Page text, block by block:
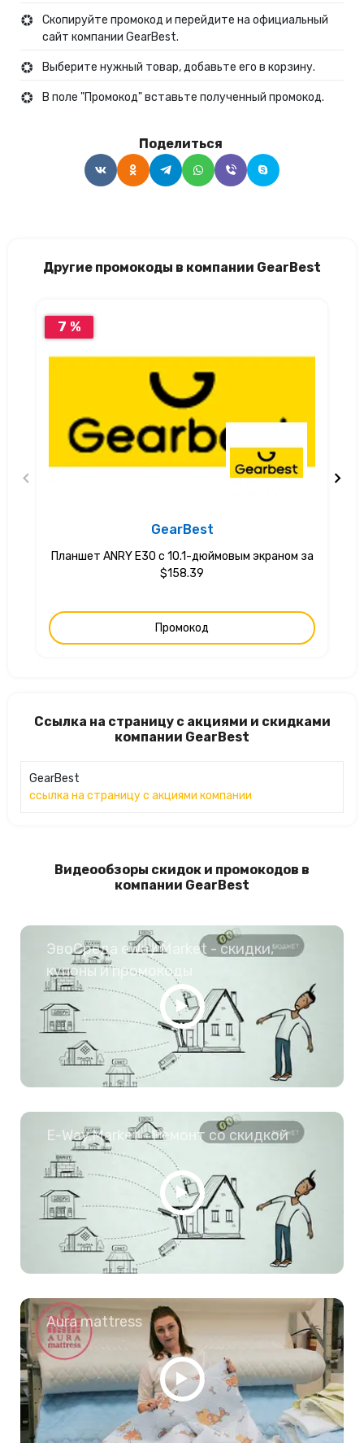
Скопируйте промокод и перейдите на официальный
сайт компании GearBest.
Выберите нужный товар, добавьте его в корзину.
В поле "Промокод" вставьте полученный промокод.
Поделиться
Другие промокоды в компании GearBest
7 %
GearBest
Планшет ANRY E30 с 10.1-дюймовым экраном за
$158.39
Промокод
Ссылка на страницу с акциями и скидками
компании GearBest
GearBest
ссылка на страницу с акциями компании
Видеообзоры скидок и промокодов в
компании GearBest
ЭвоСреда eWay Market - скидки,
купоны и промокоды
E-Way.Market - Ремонт со скидкой
Aura mattress